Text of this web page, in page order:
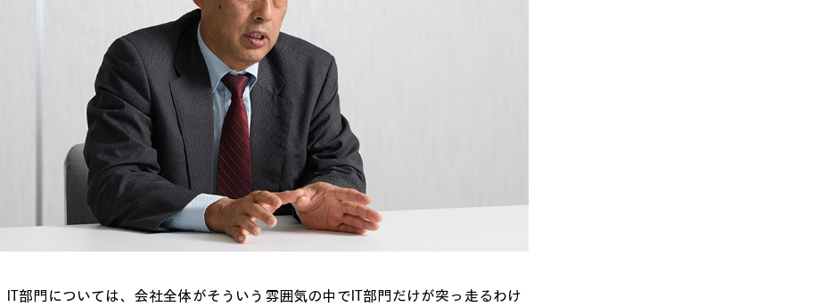
部門については、会社全体がそういう雰囲気の中でIT部門だけが突っ走るわけ